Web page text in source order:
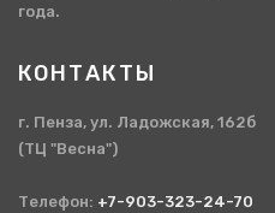
года.
КОНТАКТЫ
г. Пенза, ул. Ладожская, 162б
(ТЦ "Весна")
Телефон: +7-903-323-24-70